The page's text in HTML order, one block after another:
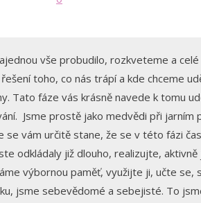
vše probudilo, rozkveteme a
toho, co nás trápí a kde chceme
Tato fáze vás krásně navede k tomu
Jsme prostě jako medvědi při jarním
se vám určitě stane, že se v této fázi
odkládaly již dlouho, realizujte,
výbornou paměť, využijte ji, učte se,
jsme sebevědomé a sebejisté. To